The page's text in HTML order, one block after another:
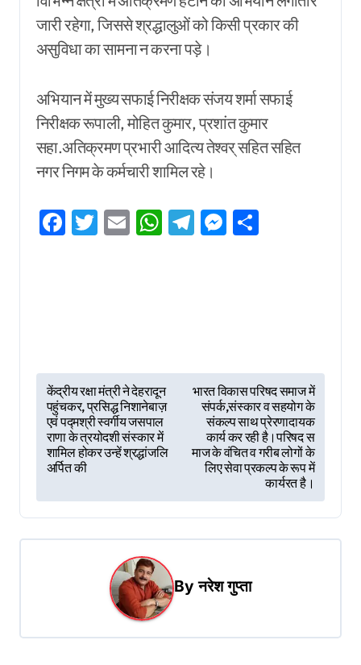
जारी रहेगा, जिससे श्रद्धालुओं को किसी प्रकार की
असुविधा का सामना न करना पड़े।
अभियान में मुख्य सफाई निरीक्षक संजय शर्मा सफाई
निरीक्षक रूपाली, मोहित कुमार, प्रशांत कुमार
सहा.अतिक्रमण प्रभारी आदित्य तेश्वर् सहित सहित
नगर निगम के कर्मचारी शामिल रहे।
Facebook
Twitter
EmailWhatsApp
Telegram
Messenger
P
o
s
a
v
केंद्रीय रक्षा मंत्री ने देहरादून
पहुंचकर, प्रसिद्ध निशानेबाज़
एवं पद्मश्री स्वर्गीय जसपाल
राणा के त्रयोदशी संस्कार में
शामिल होकर उन्हें श्रद्धांजलि
अर्पित की
भारत विकास परिषद समाज में
संपर्क,संस्कार व सहयोग के
संकल्प साथ प्रेरणादायक
कार्य कर रही है।परिषद स
माज के वंचित व गरीब लोगों के
लिए सेवा प्रकल्प के रूप में
कार्यरत है।
Byनरेश गुप्ता